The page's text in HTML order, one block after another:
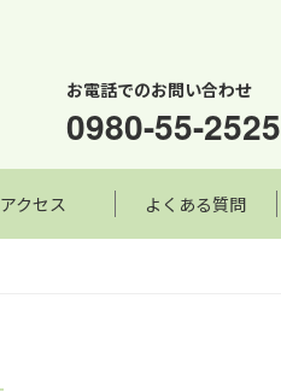
お電話でのお問い合わせ
0980-55-2525
アクセス よくある質問